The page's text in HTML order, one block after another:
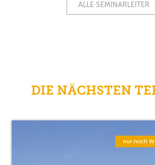
ALLE SEMINARLEITER
DIE NÄCHSTEN
nur noch